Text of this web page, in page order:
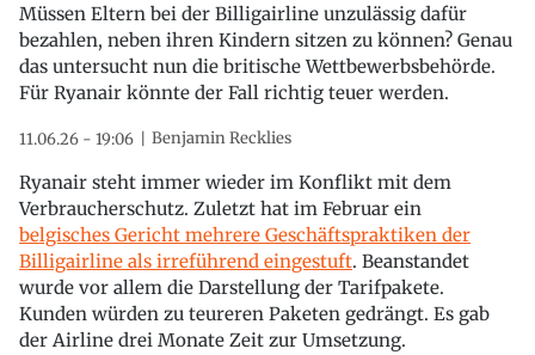
Müssen Eltern bei der Billigairline unzulässig dafür
bezahlen, neben ihren Kindern sitzen zu können? Genau
das untersucht nun die britische Wettbewerbsbehörde.
Für Ryanair könnte der Fall richtig teuer werden.
11.06.26 - 19:06 Benjamin Recklies
Ryanair steht immer wieder im Konflikt mit dem
Verbraucherschutz. Zuletzt hat im Februar ein
belgisches Gericht mehrere Geschäftspraktiken der
Billigairline als irreführend eingestuft. Beanstandet
wurde vor allem die Darstellung der Tarifpakete.
Kunden würden zu teureren Paketen gedrängt. Es gab
der Airline drei Monate Zeit zur Umsetzung.